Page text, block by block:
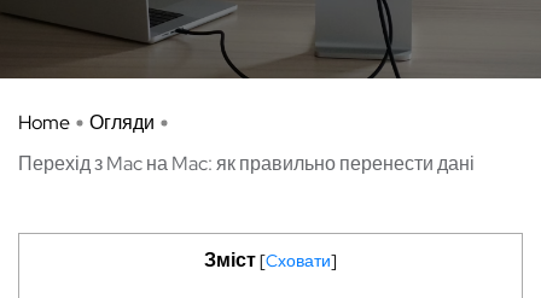
Home
Огляди
Перехід з Mac на Mac: як правильно перенести дані
Зміст[Cховати]